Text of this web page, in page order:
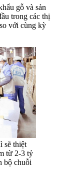
gỗ và sản
trong các thị
với cùng kỳ
sẽ thiệt
từ 2-3 tỷ
bộ chuỗi